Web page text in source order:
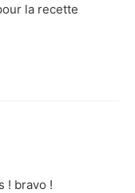
la recette
! bravo !